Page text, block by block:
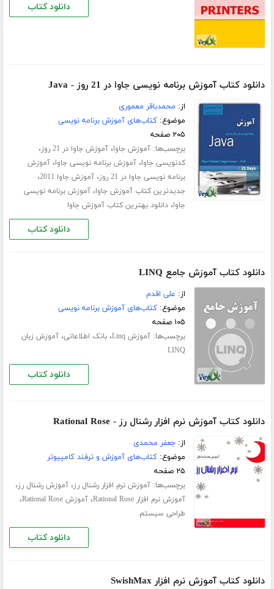
دانلود کتاب
دانلود کتاب آموزش برنامه نویسی جاوا در 21 روز - Java
از: محمدباقر معموری
موضوع:کتاب‌های آموزش برنامه نویسی
۲۰۵ صفحه
برچسب‌ها:آموزش جاوا،آموزش جاوا در 21 روز ،
کدنویسی جاوا،آموزش برنامه نویسی جاوا،آموزش
برنامه نویسی جاوا در 21 روز
،آموزش جاوا 2011 ،
جدیدترین کتاب آموزش جاوا،آموزش برنامه نویسی
جاوا،دانلود بهترین کتاب آموزش جاوا
دانلود کتاب
دانلود کتاب آموزش جامع LINQ
از: علی اقدم
موضوع:کتاب‌های آموزش برنامه نویسی
۱۰۵ صفحه
برچسب‌ها:آموزش Linq ،بانک اطلاعاتی،آموزش زبان
LINQ
دانلود کتاب
دانلود کتاب آموزش نرم افزار رشنال رز - Rational Rose
از:جعفر محمدی
موضوع:کتاب‌های آموزش و ترفند کامپیوتر
۲۵ صفحه
برچسب‌ها:آموزش نرم افزار رشنال رز،آموزش رشنال رز،
آموزش نرم افزار Rational Rose ،آموزش Rational Rose ،
طراحی سیستم
دانلود کتاب
دانلود کتاب آموزش نرم افزار SwishMax